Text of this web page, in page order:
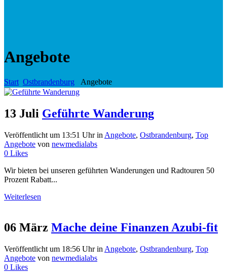
Angebote
Start Ostbrandenburg Angebote
13 Juli Geführte Wanderung
Veröffentlicht um 13:51 Uhrin Angebote, Ostbrandenburg, Top
Angebote von newmedialabs
0 Likes
Wir bieten bei unseren geführten Wanderungen und Radtouren 50
Prozent Rabatt...
Weiterlesen
06 März Mache deine Finanzen Azubi-fit
Veröffentlicht um 18:56 Uhrin Angebote, Ostbrandenburg, Top
Angebote von newmedialabs
0 Likes